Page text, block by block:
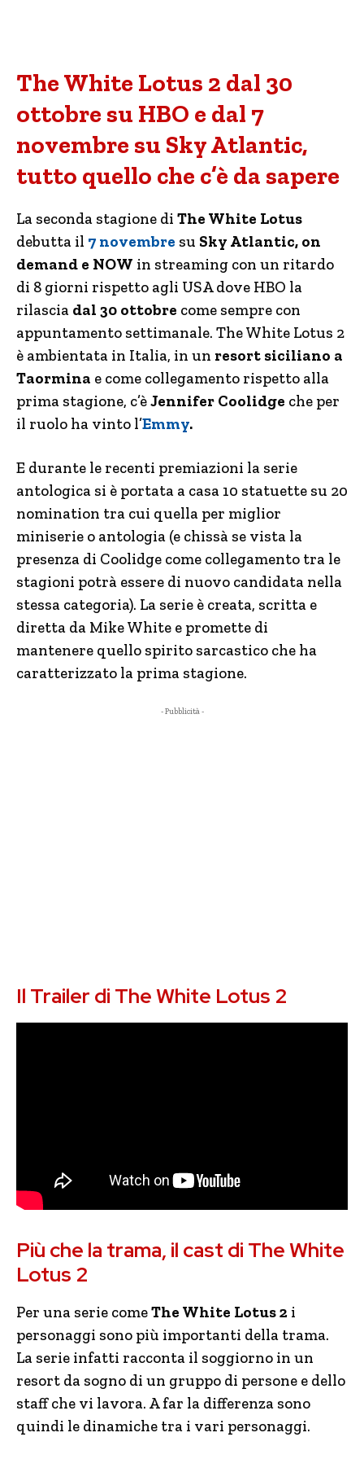
The White Lotus 2 dal 30
ottobre su HBO e dal 7
novembre su Sky Atlantic,
tutto quello che c’è da sapere
La seconda stagione di The White Lotus
debutta il 7 novembre su Sky Atlantic, on
demand e NOW in streaming con un ritardo
di 8 giorni rispetto agli USA dove HBO la
rilascia dal 30 ottobre come sempre con
appuntamento settimanale. The White Lotus 2
è ambientata in Italia, in un resort siciliano a
Taormina e come collegamento rispetto alla
prima stagione, c’èJennifer Coolidge che per
il ruolo ha vinto l’Emmy.
E durante le recenti premiazioni la serie
antologica si è portata a casa 10 statuette su 20
nomination tra cui quella per miglior
miniserie o antologia (e chissà se vista la
presenza di Coolidge come collegamento tra le
stagioni potrà essere di nuovo candidata nella
stessa categoria). La serie è creata, scritta e
diretta da Mike White e promette di
mantenere quello spirito sarcastico che ha
caratterizzato la prima stagione.
- Pubblicità -
Il Trailer di The White Lotus 2
Più che la trama, il cast di The White
Lotus 2
Per una serie comeThe White Lotus 2 i
personaggi sono più importanti della trama.
La serie infatti racconta il soggiorno in un
resort da sogno di un gruppo di persone e dello
staff che vi lavora. A far la differenza sono
quindi le dinamiche tra i vari personaggi.